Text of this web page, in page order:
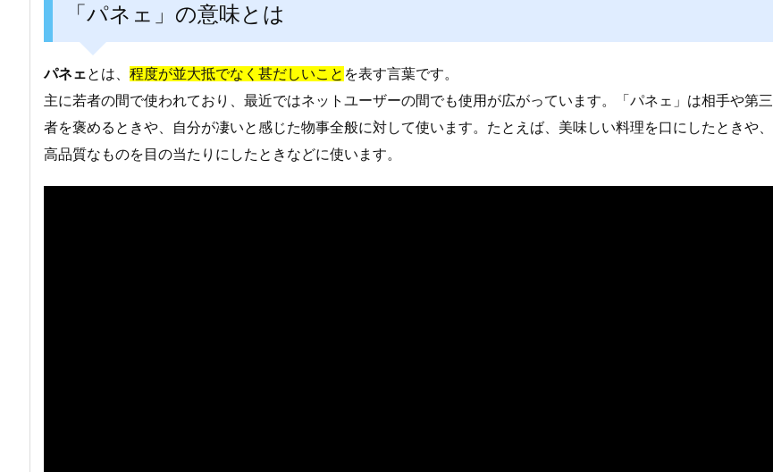
「パネェ」の意味とは
パネェとは、 程度が並大抵でなく甚だしいこと を表す言葉です。
主に若者の間で使われており、最近ではネットユーザーの間でも使用が広がっています。「パネェ」は相手や第三
者を褒めるときや、自分が凄いと感じた物事全般に対して使います。たとえば、美味しい料理を口にしたときや、
高品質なものを目の当たりにしたときなどに使います。